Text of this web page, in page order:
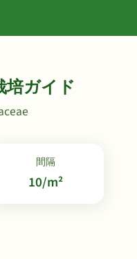
ガイド
間隔
10/m²